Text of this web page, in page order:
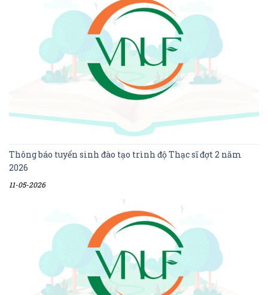
Thông báo tuyển sinh đào tạo trình độ Thạc sĩ đợt 2 năm
2026
11-05-2026